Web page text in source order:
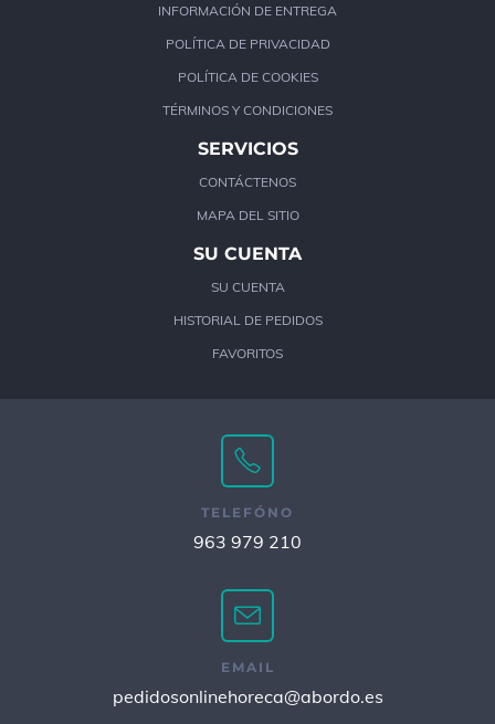
INFORMACIÓN DE ENTREGA
POLÍTICA DE PRIVACIDAD
POLÍTICA DE COOKIES
TÉRMINOS Y CONDICIONES
SERVICIOS
CONTÁCTENOS
MAPA DEL SITIO
SU CUENTA
SU CUENTA
HISTORIAL DE PEDIDOS
FAVORITOS
TELEFÓNO
963 979 210
EMAIL
pedidosonlinehoreca@abordo.es